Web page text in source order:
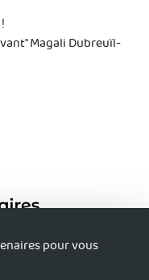
Magali Dubreuïl-
pour vous